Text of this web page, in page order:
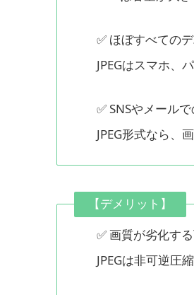
✅ ほぼすべての
JPEGはスマホ、
✅ SNSやメール
JPEG形式なら、
【デメリット】
✅ 画質が劣化す
JPEGは非可逆圧